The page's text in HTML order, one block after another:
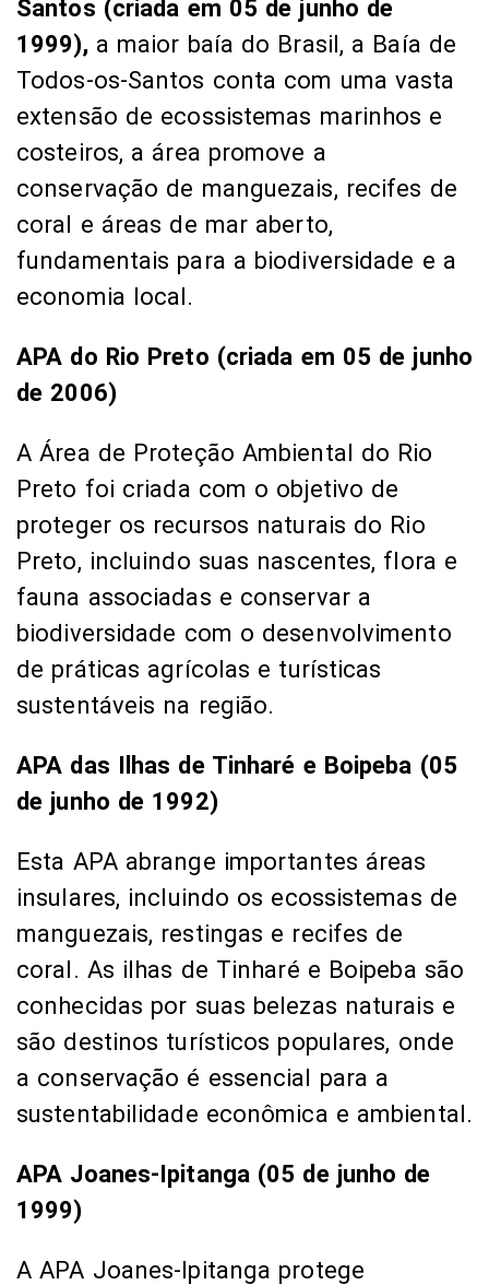
Santos (criada em 05 de junho de
1999), a maior baía do Brasil, a Baía de
Todos-os-Santos conta com uma vasta
extensão de ecossistemas marinhos e
costeiros, a área promove a
conservação de manguezais, recifes de
coral e áreas de mar aberto,
fundamentais para a biodiversidade e a
economia local.
APA do Rio Preto (criada em 05 de junho
de 2006)
A Área de Proteção Ambiental do Rio
Preto foi criada com o objetivo de
proteger os recursos naturais do Rio
Preto, incluindo suas nascentes, flora e
fauna associadas e conservar a
biodiversidade com o desenvolvimento
de práticas agrícolas e turísticas
sustentáveis na região.
APA das Ilhas de Tinharé e Boipeba (05
de junho de 1992)
Esta APA abrange importantes áreas
insulares, incluindo os ecossistemas de
manguezais, restingas e recifes de
coral. As ilhas de Tinharé e Boipeba são
conhecidas por suas belezas naturais e
são destinos turísticos populares, onde
a conservação é essencial para a
sustentabilidade econômica e ambiental.
APA Joanes-Ipitanga (05 de junho de
1999)
A APA Joanes-Ipitanga protege